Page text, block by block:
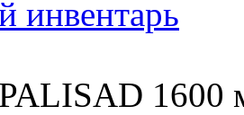
инвентарь
1600